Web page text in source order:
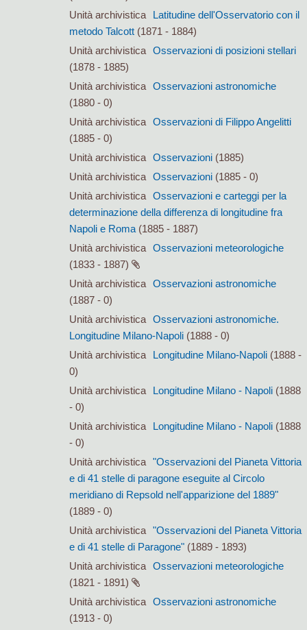
Unità archivistica
Latitudine dell'Osservatorio con il
metodo Talcott(1871 - 1884)
Unità archivistica Osservazioni di posizioni stellari
(1878 - 1885)
Unità archivistica Osservazioni astronomiche
(1880 - 0)
Unità archivistica Osservazioni di Filippo Angelitti
(1885 - 0)
Unità archivistica Osservazioni(1885)
Unità archivistica Osservazioni(1885 - 0)
Unità archivistica Osservazioni e carteggi per la
determinazione della differenza di longitudine fra
Napoli e Roma(1885 - 1887)
Unità archivistica Osservazioni meteorologiche
(1833 - 1887)
Unità archivistica Osservazioni astronomiche
(1887 - 0)
Unità archivistica Osservazioni astronomiche.
Longitudine Milano-Napoli(1888 - 0)
Unità archivistica
Longitudine Milano-Napoli(1888 -
0)
Unità archivistica
Longitudine Milano - Napoli(1888
- 0)
Unità archivistica
Longitudine Milano - Napoli(1888
- 0)
Unità archivistica "Osservazioni del Pianeta Vittoria
e di 41 stelle di paragone eseguite al Circolo
meridiano di Repsold nell'apparizione del 1889"
(1889 - 0)
Unità archivistica "Osservazioni del Pianeta Vittoria
e di 41 stelle di Paragone"(1889 - 1893)
Unità archivistica Osservazioni meteorologiche
(1821 - 1891)
Unità archivistica Osservazioni astronomiche
(1913 - 0)